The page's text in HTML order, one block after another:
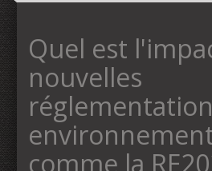
Quel est
nouvelles
comme la